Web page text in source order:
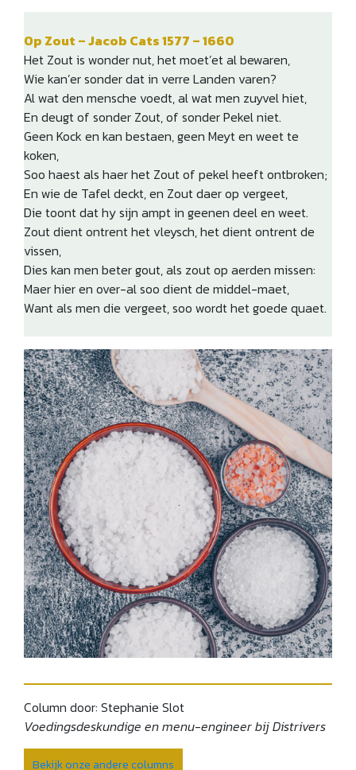
Op Zout – Jacob Cats 1577 – 1660
Het Zout is wonder nut, het moet’et al bewaren,
Wie kan’er sonder dat in verre Landen varen?
Al wat den mensche voedt, al wat men zuyvel hiet,
En deugt of sonder Zout, of sonder Pekel niet.
Geen Kock en kan bestaen, geen Meyt en weet te
koken,
Soo haest als haer het Zout of pekel heeft ontbroken;
En wie de Tafel deckt, en Zout daer op vergeet,
Die toont dat hy sijn ampt in geenen deel en weet.
Zout dient ontrent het vleysch, het dient ontrent de
vissen,
Dies kan men beter gout, als zout op aerden missen:
Maer hier en over-al soo dient de middel-maet,
Want als men die vergeet, soo wordt het goede quaet.
Column door: Stephanie Slot
Voedingsdeskundige en menu-engineer bij Distrivers
Bekijk onze andere columns